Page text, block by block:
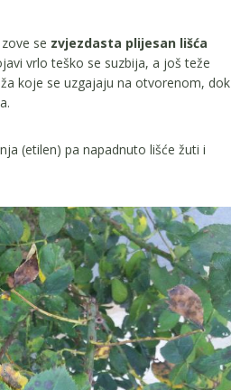
se zvjezdasta plijesan lišća
vrlo teško se suzbija, a još teže
koje se uzgajaju na otvorenom, dok
(etilen) pa napadnuto lišće žuti i